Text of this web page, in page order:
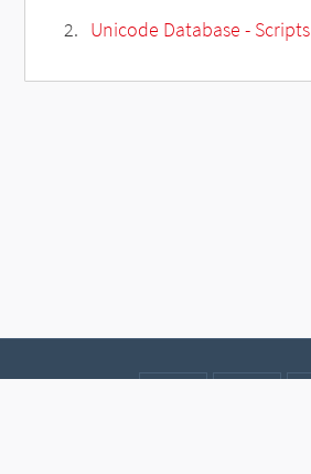
Unicode Database - Scripts